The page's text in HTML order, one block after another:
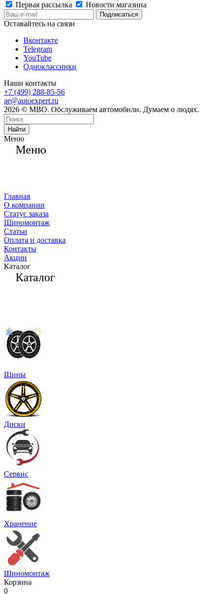
Первая рассылка
Новости магазина
Оставайтесь на связи
Вконтакте
Telegram
YouTube
Одноклассники
Наши контакты
+7 (499) 288-85-56
ae@autoexpert.ru
2026 © МВО. Обслуживаем автомобили. Думаем о людях.
Найти
Меню
Меню
Главная
О компании
Статус заказа
Шиномонтаж
Статьи
Оплата и доставка
Контакты
Акции
Каталог
Каталог
Шины
Диски
Сервис
Хранение
Шиномонтаж
Корзина
0